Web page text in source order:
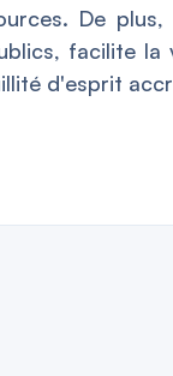
De
facilite
d'esprit